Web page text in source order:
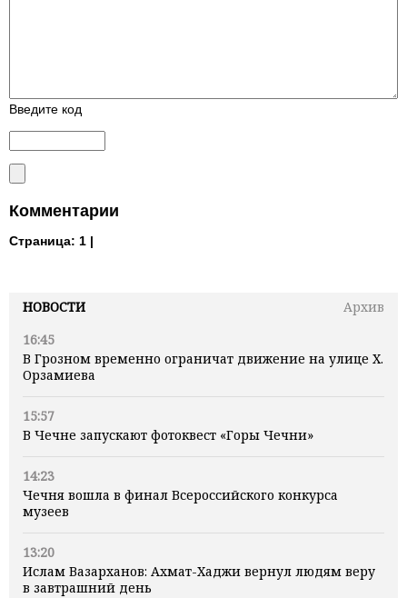
НОВОСТИ
Архив
16:45
В Грозном временно ограничат движение на улице Х.
Орзамиева
15:57
В Чечне запускают фотоквест «Горы Чечни»
14:23
Чечня вошла в финал Всероссийского конкурса
музеев
13:20
Ислам Вазарханов: Ахмат-Хаджи вернул людям веру
в завтрашний день
Введите код
Комментарии
Страница: 1 |